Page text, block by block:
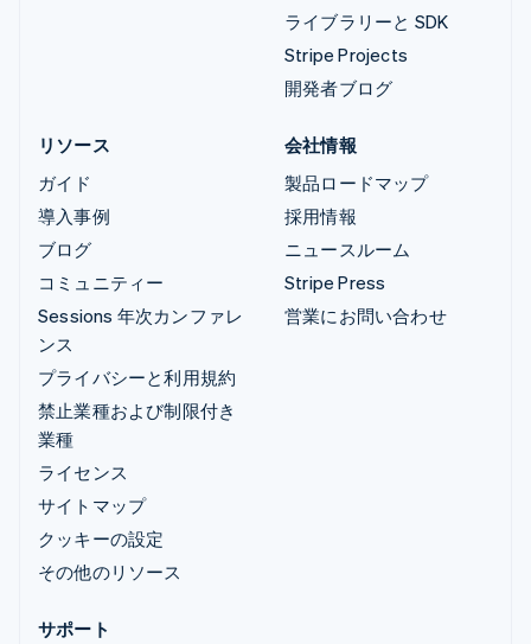
ライブラリーと SDK
Stripe Projects
開発者ブログ
リソース
ガイド
導入事例
ブログ
コミュニティー
Sessions 年次カンファレ
ンス
プライバシーと利用規約
禁止業種および制限付き
業種
ライセンス
サイトマップ
クッキーの設定
その他のリソース
会社情報
製品ロードマップ
採用情報
ニュースルーム
Stripe Press
営業にお問い合わせ
サポート